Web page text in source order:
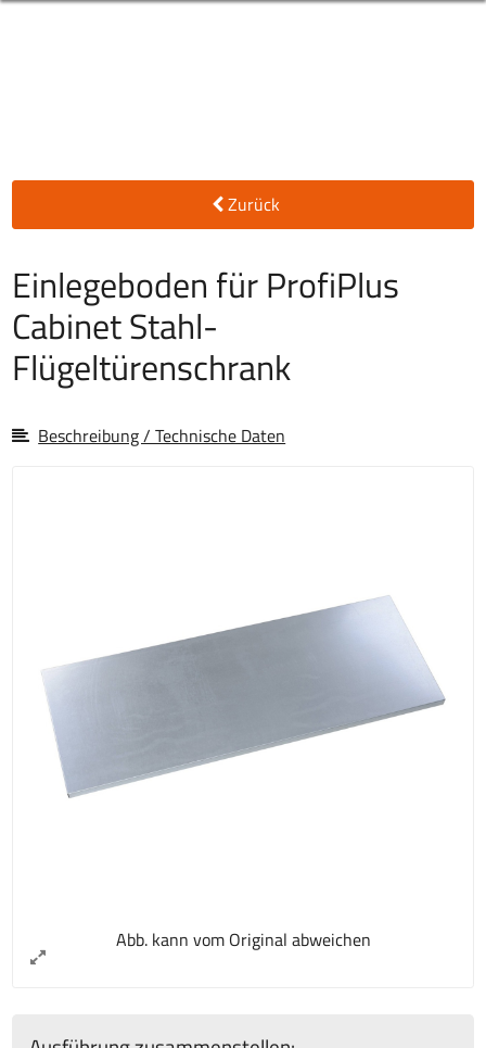
Zurück
Einlegeboden für ProfiPlus
Cabinet Stahl-
Flügeltürenschrank
Beschreibung / Technische Daten
Abb. kann vom Original abweichen